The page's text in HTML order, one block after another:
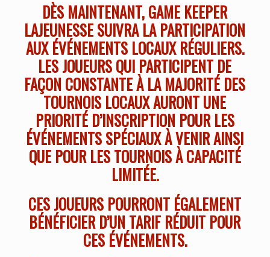
DÈS MAINTENANT, GAME KEEPER
LAJEUNESSE SUIVRA LA PARTICIPATION
AUX ÉVÉNEMENTS LOCAUX RÉGULIERS.
LES JOUEURS QUI PARTICIPENT DE
FAÇON CONSTANTE À LA MAJORITÉ DES
TOURNOIS LOCAUX AURONT UNE
PRIORITÉ D’INSCRIPTION POUR LES
ÉVÉNEMENTS SPÉCIAUX À VENIR AINSI
QUE POUR LES TOURNOIS À CAPACITÉ
LIMITÉE.
CES JOUEURS POURRONT ÉGALEMENT
BÉNÉFICIER D’UN TARIF RÉDUIT POUR
CES ÉVÉNEMENTS.